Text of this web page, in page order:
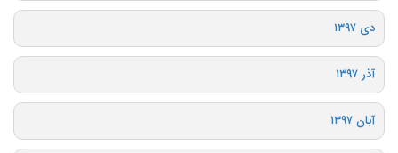
دی ۱۳۹۷
آذر ۱۳۹۷
آبان ۱۳۹۷